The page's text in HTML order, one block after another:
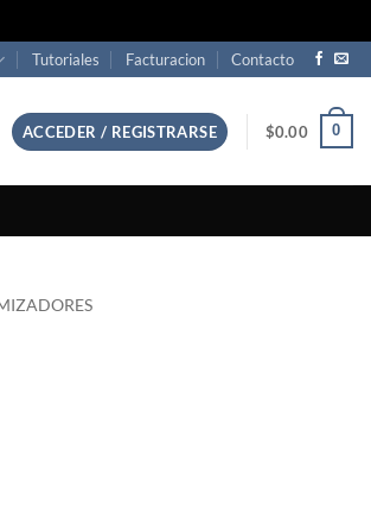
Tutoriales Facturacion Contacto
ACCEDER / REGISTRARSE $0.00 0